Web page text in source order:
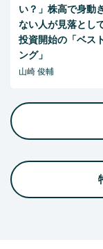
い？」株高で身動
ない人が見落とし
投資開始の「ベス
ング」
山崎 俊輔